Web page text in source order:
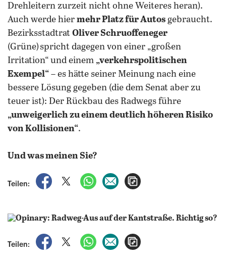
Drehleitern zurzeit nicht ohne Weiteres heran).
Auch werde hier mehr Platz für Autos gebraucht.
Bezirksstadtrat Oliver Schruoffeneger
(Grüne) spricht dagegen von einer „großen
Irritation“ und einem „verkehrspolitischen
Exempel“ – es hätte seiner Meinung nach eine
bessere Lösung gegeben (die dem Senat aber zu
teuer ist): Der Rückbau des Radwegs führe
„unweigerlich zu einem deutlich höheren Risiko
von Kollisionen“.
Und was meinen Sie?
Teilen:
auf Facebook teilen
auf X teilenper WhatsApp teilen
per E-Mail teilen
Teilen:
auf Facebook teilen
auf X teilenper WhatsApp teilen
per E-Mail teilen